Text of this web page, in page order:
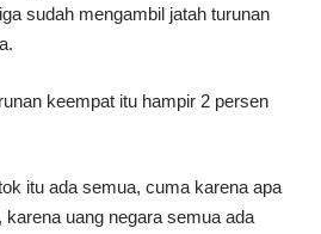
sudah mengambil jatah turunan
keempat itu hampir 2 persen
itu ada semua, cuma karena apa
uang negara semua ada